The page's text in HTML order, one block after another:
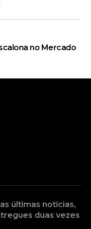
no Mercado
últimas notícias,
duas vezes